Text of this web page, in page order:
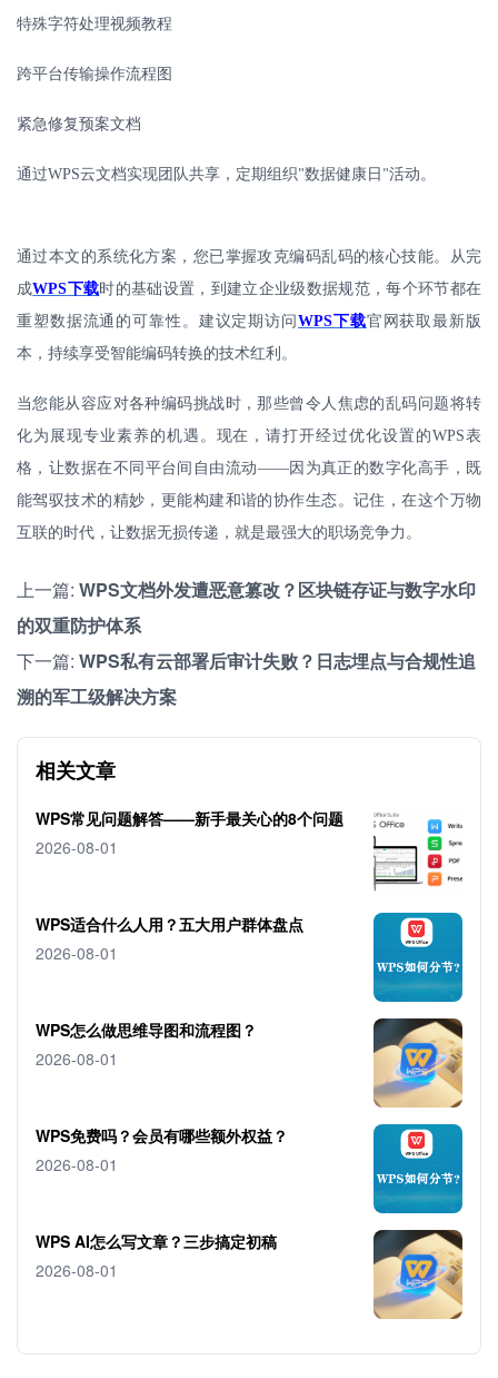
特殊字符处理视频教程
跨平台传输操作流程图
紧急修复预案文档
通过WPS云文档实现团队共享，定期组织"数据健康日 "活动。
通过本文的系统化方案，您已掌握攻克编码乱码的核心技能。从完
成WPS下载时的基础设置，到建立企业级数据规范，每个环节都在
重塑数据流通的可靠性。建议定期访问WPS下载官网获取最新版
本，持续享受智能编码转换的技术红利。
当您能从容应对各种编码挑战时，那些曾令人焦虑的乱码问题将转
化为展现专业素养的机遇。现在，请打开经过优化设置的WPS表
格，让数据在不同平台间自由流动——因为真正的数字化高手，既
能驾驭技术的精妙，更能构建和谐的协作生态。记住，在这个万物
互联的时代，让数据无损传递，就是最强大的职场竞争力。
上一篇: WPS文档外发遭恶意篡改？区块链存证与数字水印
的双重防护体系
下一篇: WPS私有云部署后审计失败？日志埋点与合规性追
溯的军工级解决方案
相关文章
WPS常见问题解答——新手最关心的8个问题
2026-08-01
WPS适合什么人用？五大用户群体盘点
2026-08-01
WPS怎么做思维导图和流程图？
2026-08-01
WPS免费吗？会员有哪些额外权益？
2026-08-01
WPS AI怎么写文章？三步搞定初稿
2026-08-01